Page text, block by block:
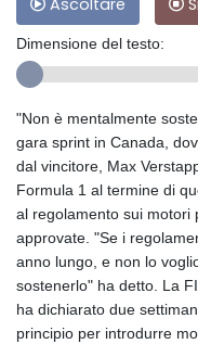
Ascoltare
Dimensione del testo:
"Non è mentalmente
gara sprint in Canada,
dal vincitore, Max
Formula 1 al termine di
al regolamento sui motori
approvate. "Se i
anno lungo, e non lo
sostenerlo" ha detto. La
ha dichiarato due
principio per introdurre